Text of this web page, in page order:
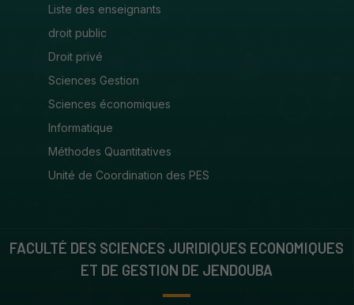
Liste des enseignants
droit public
Droit privé
Sciences Gestion
Sciences économiques
Informatique
Méthodes Quantitatives
Unité de Coordination des PES
FACULTÉ DES SCIENCES JURIDIQUES ECONOMIQUES
ET DE GESTION DE JENDOUBA